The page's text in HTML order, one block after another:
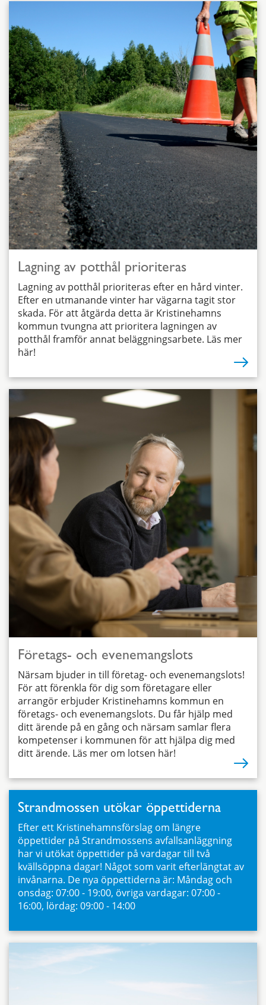
Lagning av potthål prioriteras
Lagning av potthål prioriteras efter en hård vinter.
Efter en utmanande vinter har vägarna tagit stor
skada. För att åtgärda detta är Kristinehamns
kommun tvungna att prioritera lagningen av
potthål framför annat beläggningsarbete. Läs mer
här!
Företags- och evenemangslots
Närsam bjuder in till företag- och evenemangslots!
För att förenkla för dig som företagare eller
arrangör erbjuder Kristinehamns kommun en
företags- och evenemangslots. Du får hjälp med
ditt ärende på en gång och närsam samlar flera
kompetenser i kommunen för att hjälpa dig med
ditt ärende. Läs mer om lotsen här!
Strandmossen utökar öppettiderna
Efter ett Kristinehamnsförslag om längre
öppettider på Strandmossens avfallsanläggning
har vi utökat öppettider på vardagar till två
kvällsöppna dagar! Något som varit efterlängtat av
invånarna. De nya öppettiderna är: Måndag och
onsdag: 07:00 - 19:00, övriga vardagar: 07:00 -
16:00, lördag: 09:00 - 14:00